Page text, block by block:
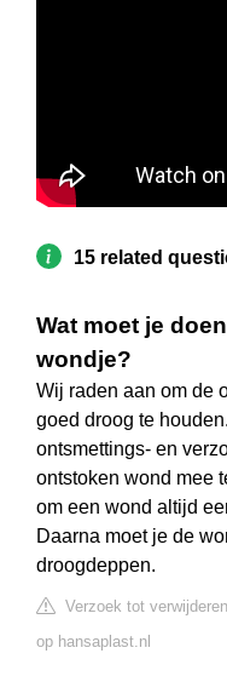
15 related
Wat moet je
wondje?
Wij raden aan om de
goed droog te
ontsmettings- en
ontstoken wond mee
om een wond altijd
Daarna moet je de
droogdeppen.
Verzoek tot
op hansaplast.nl